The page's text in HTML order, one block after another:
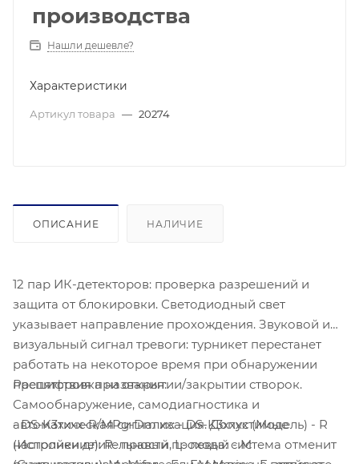
производства
Нашли дешевле?
Характеристики
Артикул товара — 20274
ОПИСАНИЕ НАЛИЧИЕ
12 пар ИК-детекторов: проверка разрешений и
защита от блокировки. Светодиодный свет
указывает направление прохождения. Звуковой и
визуальный сигнал тревоги: турникет перестанет
работать на некоторое время при обнаружении
препятствия при открытии/закрытии створок.
Самообнаружение, самодиагностика и
автоматическая сигнализация. Допустимые
настройки длительности прохода: система отменит
Расшифровка названия:
- DS-K3хххх-R/MPg-Dm хх: - DS-K3хххх (Модель) - R
(Исполнение): R- правый, L- левый - M